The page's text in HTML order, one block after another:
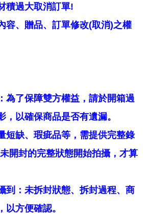
積過大取消訂單!
容、贈品、訂單修改(取消)之權
為了保障雙方權益，請於開箱過
，以確保商品是否有遺漏。
短缺、瑕疵品等，需提供完整錄
開封的完整狀態開始拍攝，才算
到：未拆封狀態、拆封過程、商
以方便確認。